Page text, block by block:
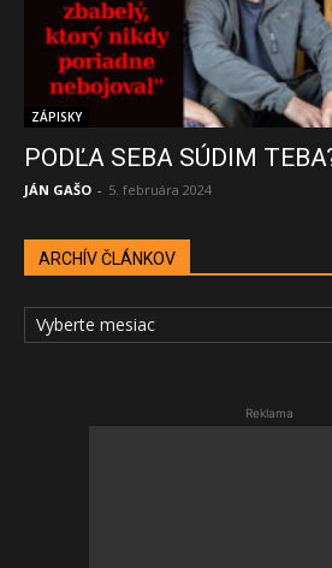
ZÁPISKY
PODĽA SEBA SÚDIM
JÁN GAŠO - 5. februára 2024
ARCHÍV ČLÁNKOV
ARCHÍV
ČLÁNKOV
Reklama